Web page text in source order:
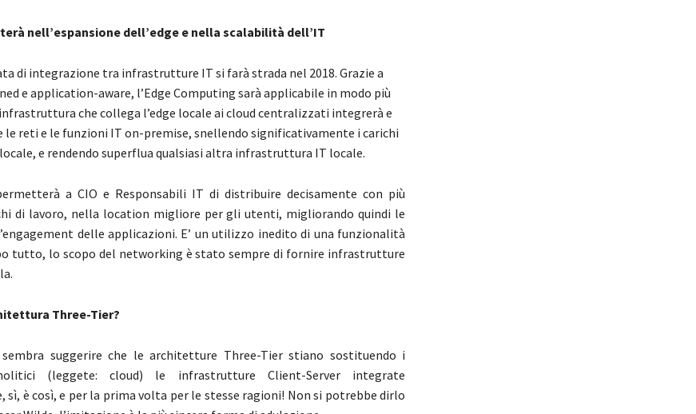
nell’espansione dell’edge e nella scalabilità dell’IT
di integrazione tra infrastrutture IT si farà strada nel 2018. Grazie a
e application-aware, l’Edge Computing sarà applicabile in modo più
che collega l’edge locale ai cloud centralizzati integrerà e
le reti e le funzioni IT on-premise, snellendo significativamente i carichi
e rendendo superflua qualsiasi altra infrastruttura IT locale.
a CIO e Responsabili IT di distribuire decisamente con più
di lavoro, nella location migliore per gli utenti, migliorando quindi le
delle applicazioni. E’ un utilizzo inedito di una funzionalità
tutto, lo scopo del networking è stato sempre di fornire infrastrutture
Three-Tier?
suggerire che le architetture Three-Tier stiano sostituendo i
(leggete: cloud) le infrastrutture Client-Server integrate
sì, è così, e per la prima volta per le stesse ragioni! Non si potrebbe dirlo